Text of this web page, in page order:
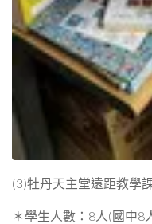
(3)牡丹天主堂遠距教學
＊學生人數：8人(國中8